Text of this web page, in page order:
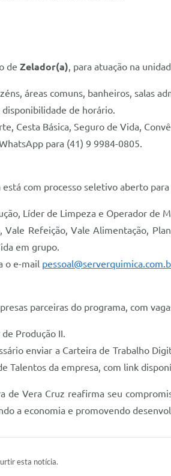
de Zelador(a), para atuação na
áreas comuns, banheiros, salas
de horário.
Cesta Básica, Seguro de Vida,
para (41) 9 9984-0805.
com processo seletivo aberto
Líder de Limpeza e Operador de
Vale Refeição, Vale Alimentação,
em grupo.
o e-mail
parceiras do programa, com
Produção II.
enviar a Carteira de Trabalho
Talentos da empresa, com link
de Vera Cruz reafirma seu
a economia e promovendo
esta notícia.